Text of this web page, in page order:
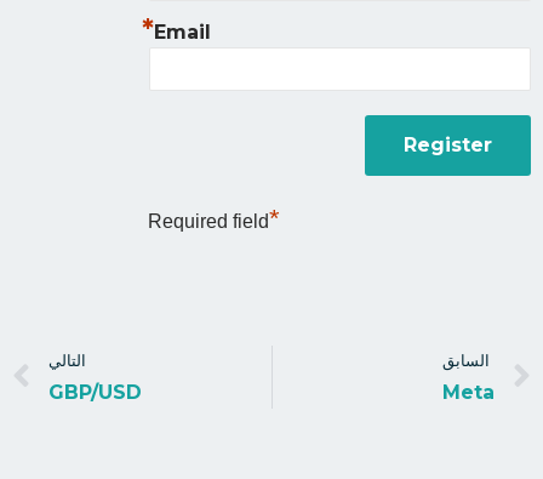
Email
*
*
Required field
السابق
Meta
التالي
GBP/USD